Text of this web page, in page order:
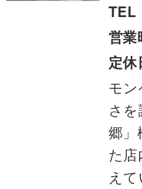
TEL
営業
定休
モ
さ
郷」
た
え